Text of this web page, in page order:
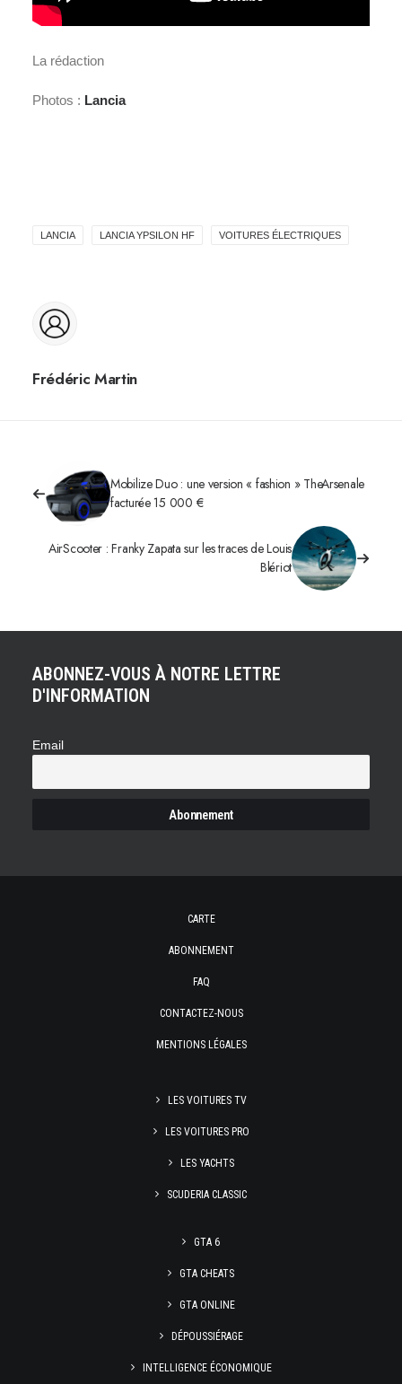
La rédaction
Photos : Lancia
LANCIA LANCIA YPSILON HF VOITURES ÉLECTRIQUES
Frédéric Martin
Mobilize Duo : une version « fashion » TheArsenale
facturée 15 000 €
AirScooter : Franky Zapata sur les traces de Louis
Blériot
ABONNEZ-VOUS À NOTRE LETTRE
D'INFORMATION
Email
CARTE
ABONNEMENT
FAQ
CONTACTEZ-NOUS
MENTIONS LÉGALES
LES VOITURES TV
LES VOITURES PRO
LES YACHTS
SCUDERIA CLASSIC
GTA 6
GTA CHEATS
GTA ONLINE
DÉPOUSSIÉRAGE
INTELLIGENCE ÉCONOMIQUE